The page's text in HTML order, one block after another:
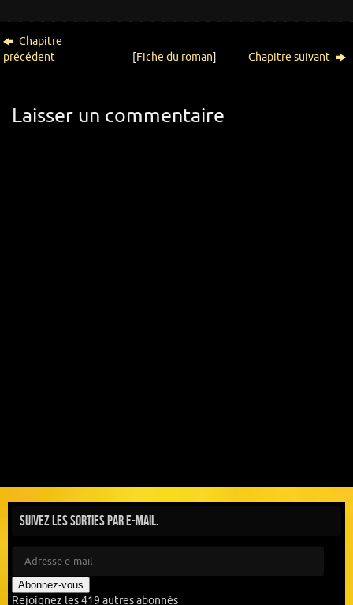
Chapitre
précédent
[Fiche du roman] Chapitre suivant
Laisser un commentaire
Suivez les sorties par e-mail.
Abonnez-vous
Rejoignez les 419 autres abonnés